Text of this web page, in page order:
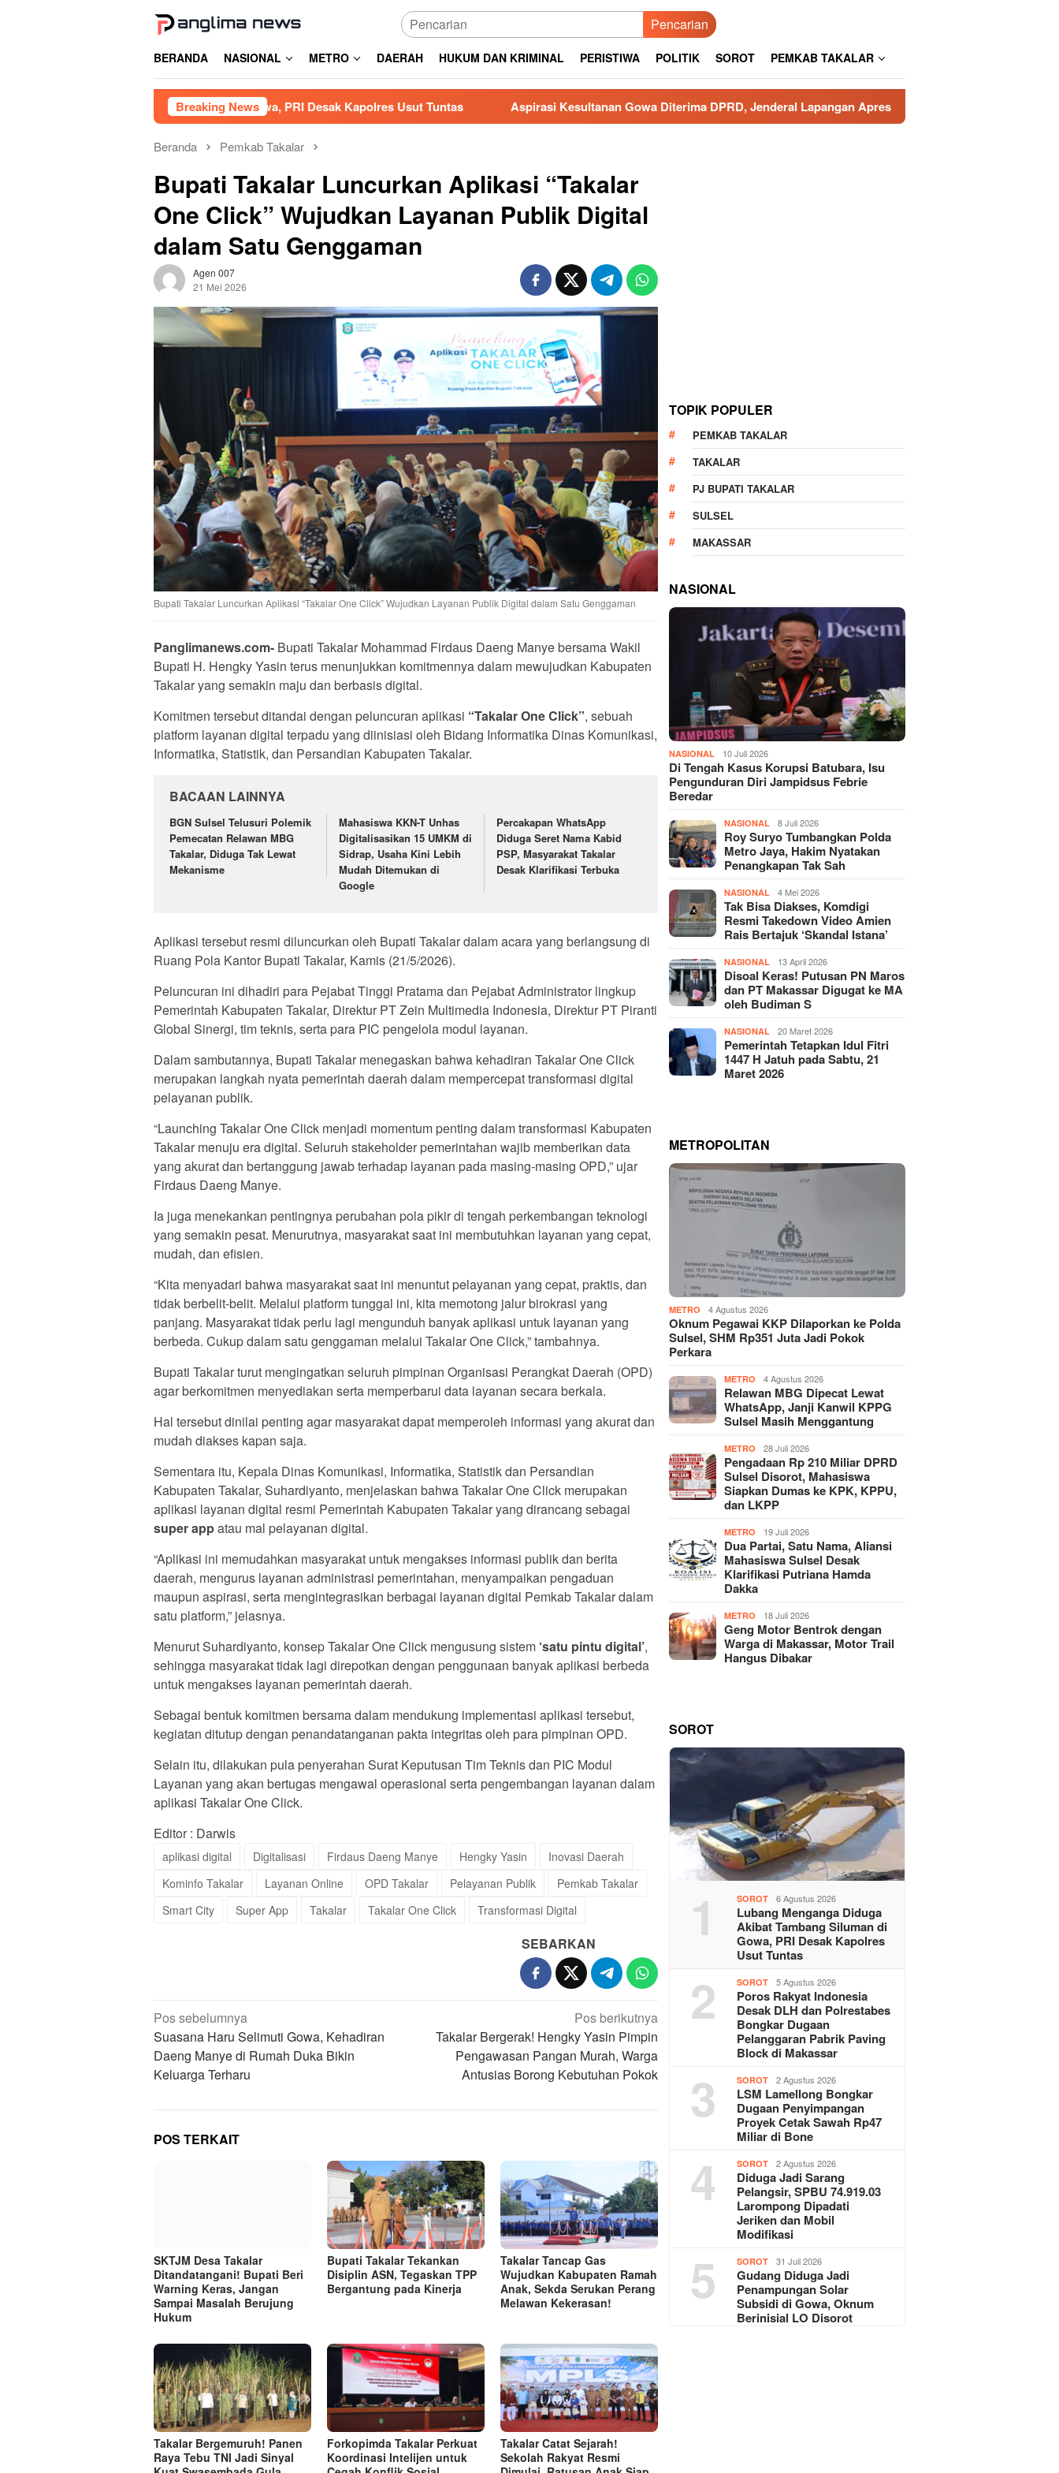
Pencarian
BERANDA NASIONAL METRO DAERAH HUKUM DAN KRIMINAL PERISTIWA POLITIK SOROT PEMKAB TAKALAR
Breaking News
Tambang Siluman di Gowa, PRI Desak Kapolres Usut Tuntas Aspirasi Kesultanan Gowa Diterima DPRD, Jenderal Lapangan Apresiasi Pengamanan Polresta Gowa
Beranda Pemkab Takalar
Bupati Takalar Luncurkan Aplikasi “Takalar
One Click” Wujudkan Layanan Publik Digital
dalam Satu Genggaman
Agen 007
21 Mei 2026
Bupati Takalar Luncurkan Aplikasi “Takalar One Click” Wujudkan Layanan Publik Digital dalam Satu Genggaman
Panglimanews.com- Bupati Takalar Mohammad Firdaus Daeng Manye bersama Wakil
Bupati H. Hengky Yasin terus menunjukkan komitmennya dalam mewujudkan Kabupaten
Takalar yang semakin maju dan berbasis digital.
Komitmen tersebut ditandai dengan peluncuran aplikasi “Takalar One Click”, sebuah
platform layanan digital terpadu yang diinisiasi oleh Bidang Informatika Dinas Komunikasi,
Informatika, Statistik, dan Persandian Kabupaten Takalar.
BACAAN LAINNYA
BGN Sulsel Telusuri Polemik
Pemecatan Relawan MBG
Takalar, Diduga Tak Lewat
Mekanisme
Mahasiswa KKN-T Unhas
Digitalisasikan 15 UMKM di
Sidrap, Usaha Kini Lebih
Mudah Ditemukan di
Google
Percakapan WhatsApp
Diduga Seret Nama Kabid
PSP, Masyarakat Takalar
Desak Klarifikasi Terbuka
Aplikasi tersebut resmi diluncurkan oleh Bupati Takalar dalam acara yang berlangsung di
Ruang Pola Kantor Bupati Takalar, Kamis (21/5/2026).
Peluncuran ini dihadiri para Pejabat Tinggi Pratama dan Pejabat Administrator lingkup
Pemerintah Kabupaten Takalar, Direktur PT Zein Multimedia Indonesia, Direktur PT Piranti
Global Sinergi, tim teknis, serta para PIC pengelola modul layanan.
Dalam sambutannya, Bupati Takalar menegaskan bahwa kehadiran Takalar One Click
merupakan langkah nyata pemerintah daerah dalam mempercepat transformasi digital
pelayanan publik.
“Launching Takalar One Click menjadi momentum penting dalam transformasi Kabupaten
Takalar menuju era digital. Seluruh stakeholder pemerintahan wajib memberikan data
yang akurat dan bertanggung jawab terhadap layanan pada masing-masing OPD,” ujar
Firdaus Daeng Manye.
Ia juga menekankan pentingnya perubahan pola pikir di tengah perkembangan teknologi
yang semakin pesat. Menurutnya, masyarakat saat ini membutuhkan layanan yang cepat,
mudah, dan efisien.
“Kita menyadari bahwa masyarakat saat ini menuntut pelayanan yang cepat, praktis, dan
tidak berbelit-belit. Melalui platform tunggal ini, kita memotong jalur birokrasi yang
panjang. Masyarakat tidak perlu lagi mengunduh banyak aplikasi untuk layanan yang
berbeda. Cukup dalam satu genggaman melalui Takalar One Click,” tambahnya.
Bupati Takalar turut mengingatkan seluruh pimpinan Organisasi Perangkat Daerah (OPD)
agar berkomitmen menyediakan serta memperbarui data layanan secara berkala.
Hal tersebut dinilai penting agar masyarakat dapat memperoleh informasi yang akurat dan
mudah diakses kapan saja.
Sementara itu, Kepala Dinas Komunikasi, Informatika, Statistik dan Persandian
Kabupaten Takalar, Suhardiyanto, menjelaskan bahwa Takalar One Click merupakan
aplikasi layanan digital resmi Pemerintah Kabupaten Takalar yang dirancang sebagai
super appatau mal pelayanan digital.
“Aplikasi ini memudahkan masyarakat untuk mengakses informasi publik dan berita
daerah, mengurus layanan administrasi pemerintahan, menyampaikan pengaduan
maupun aspirasi, serta mengintegrasikan berbagai layanan digital Pemkab Takalar dalam
satu platform,” jelasnya.
Menurut Suhardiyanto, konsep Takalar One Click mengusung sistem ‘satu pintu digital’,
sehingga masyarakat tidak lagi direpotkan dengan penggunaan banyak aplikasi berbeda
untuk mengakses layanan pemerintah daerah.
Sebagai bentuk komitmen bersama dalam mendukung implementasi aplikasi tersebut,
kegiatan ditutup dengan penandatanganan pakta integritas oleh para pimpinan OPD.
Selain itu, dilakukan pula penyerahan Surat Keputusan Tim Teknis dan PIC Modul
Layanan yang akan bertugas mengawal operasional serta pengembangan layanan dalam
aplikasi Takalar One Click.
Editor : Darwis
aplikasi digital Digitalisasi Firdaus Daeng Manye Hengky Yasin
Inovasi Daerah
Kominfo Takalar
Layanan Online OPD Takalar Pelayanan Publik
Pemkab Takalar
Smart City
Super App Takalar Takalar One Click Transformasi Digital
SEBARKAN
Navigasi
pos
Pos sebelumnya
Suasana Haru Selimuti Gowa, Kehadiran
Daeng Manye di Rumah Duka Bikin
Keluarga Terharu
Pos berikutnya
Takalar Bergerak! Hengky Yasin Pimpin
Pengawasan Pangan Murah, Warga
Antusias Borong Kebutuhan Pokok
POS TERKAIT
SKTJM Desa Takalar
Ditandatangani! Bupati Beri
Warning Keras, Jangan
Sampai Masalah Berujung
Hukum
Bupati Takalar Tekankan
Disiplin ASN, Tegaskan TPP
Bergantung pada Kinerja
Takalar Tancap Gas
Wujudkan Kabupaten Ramah
Anak, Sekda Serukan Perang
Melawan Kekerasan!
Takalar Bergemuruh! Panen
Raya Tebu TNI Jadi Sinyal
Forkopimda Takalar Perkuat
Koordinasi Intelijen untuk
Takalar Catat Sejarah!
Sekolah Rakyat Resmi
TOPIK POPULER
PEMKAB TAKALAR
TAKALAR
PJ BUPATI TAKALAR
SULSEL
MAKASSAR
NASIONAL
NASIONAL 10 Juli 2026
Di Tengah Kasus Korupsi Batubara, Isu
Pengunduran Diri Jampidsus Febrie
Beredar
NASIONAL 8 Juli 2026
Roy Suryo Tumbangkan Polda
Metro Jaya, Hakim Nyatakan
Penangkapan Tak Sah
NASIONAL 4 Mei 2026
Tak Bisa Diakses, Komdigi
Resmi Takedown Video Amien
Rais Bertajuk ‘Skandal Istana’
NASIONAL 13 April 2026
Disoal Keras! Putusan PN Maros
dan PT Makassar Digugat ke MA
oleh Budiman S
NASIONAL 20 Maret 2026
Pemerintah Tetapkan Idul Fitri
1447 H Jatuh pada Sabtu, 21
Maret 2026
METROPOLITAN
METRO 4 Agustus 2026
Oknum Pegawai KKP Dilaporkan ke Polda
Sulsel, SHM Rp351 Juta Jadi Pokok
Perkara
METRO 4 Agustus 2026
Relawan MBG Dipecat Lewat
WhatsApp, Janji Kanwil KPPG
Sulsel Masih Menggantung
METRO 28 Juli 2026
Pengadaan Rp 210 Miliar DPRD
Sulsel Disorot, Mahasiswa
Siapkan Dumas ke KPK, KPPU,
dan LKPP
METRO 19 Juli 2026
Dua Partai, Satu Nama, Aliansi
Mahasiswa Sulsel Desak
Klarifikasi Putriana Hamda
Dakka
METRO 18 Juli 2026
Geng Motor Bentrok dengan
Warga di Makassar, Motor Trail
Hangus Dibakar
SOROT
1 SOROT 6 Agustus 2026
Lubang Menganga Diduga
Akibat Tambang Siluman di
Gowa, PRI Desak Kapolres
Usut Tuntas
2 SOROT 5 Agustus 2026
Poros Rakyat Indonesia
Desak DLH dan Polrestabes
Bongkar Dugaan
Pelanggaran Pabrik Paving
Block di Makassar
3 SOROT 2 Agustus 2026
LSM Lamellong Bongkar
Dugaan Penyimpangan
Proyek Cetak Sawah Rp47
Miliar di Bone
4 SOROT 2 Agustus 2026
Diduga Jadi Sarang
Pelangsir, SPBU 74.919.03
Larompong Dipadati
Jeriken dan Mobil
Modifikasi
5 SOROT 31 Juli 2026
Gudang Diduga Jadi
Penampungan Solar
Subsidi di Gowa, Oknum
Berinisial LO Disorot